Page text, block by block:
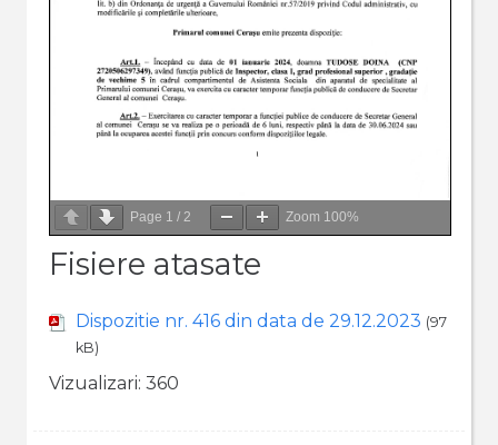
Page 1 / 2 Zoom 100%
Fisiere atasate
Dispozitie nr. 416 din data de 29.12.2023 (97
kB)
Vizualizari: 360